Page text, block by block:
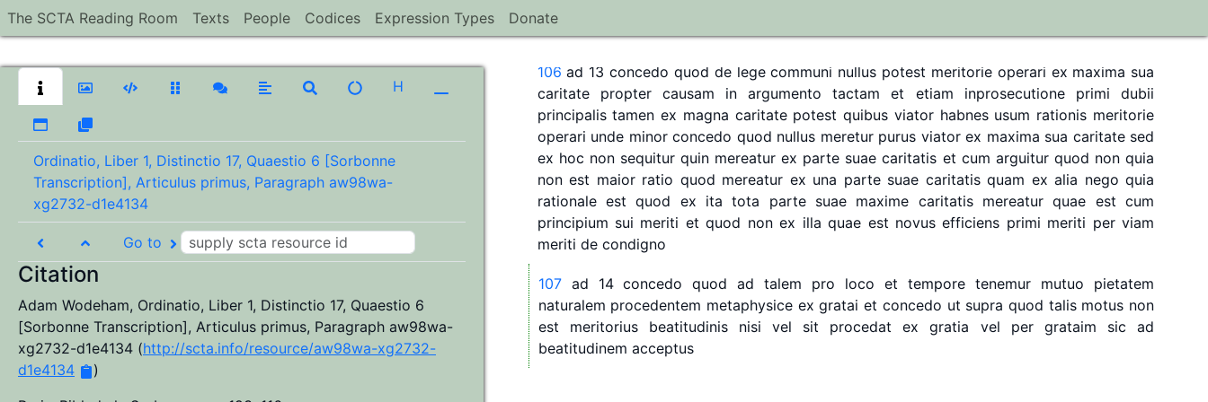
The SCTA Reading Room Texts People Codices Expression Types Donate
H
Ordinatio, Liber 1, Distinctio 17, Quaestio 6 [Sorbonne
Transcription], Articulus primus, Paragraph aw98wa-
xg2732-d1e4134
Go to
Citation
Adam Wodeham, Ordinatio, Liber 1, Distinctio 17, Quaestio 6
[Sorbonne Transcription], Articulus primus, Paragraph aw98wa-
xg2732-d1e4134 (http://scta.info/resource/aw98wa-xg2732-
d1e4134
)
est
peccatum veniale
106 ad 13 concedo quod de lege communi nullus potest meritorie operari ex maxima sua
caritate
propter causam in argumento tactam et etiam inprosecutione primi
dubii
principalis tamen ex magna caritate potest quibus viator habnes usum rationis meritorie
operari unde minor concedo quod nullus meretur purus viator ex maxima sua caritate sed
ex hoc non sequitur quin mereatur ex parte suae caritatis et cum arguitur quod non quia
non est maior ratio quod mereatur ex una parte suae caritatis quam ex alia nego quia
rationale est quod ex ita tota parte suae maxime caritatis mereatur quae est cum
principium sui meriti et quod non ex illa quae est novus efficiens primi meriti per viam
meriti de condigno
107 ad 14 concedo quod ad talem pro loco et tempore tenemur mutuo
pietatem
naturalem procedentem metaphysice ex gratai et concedo ut supra quod talis motus non
est
meritorius beatitudinis nisi vel sit procedat ex gratia vel per grataim sic
ad
beatitudinem acceptus